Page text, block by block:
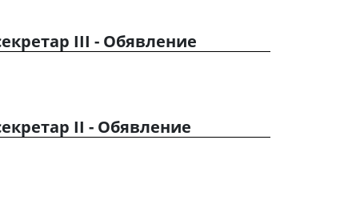
III - Обявление
II - Обявление